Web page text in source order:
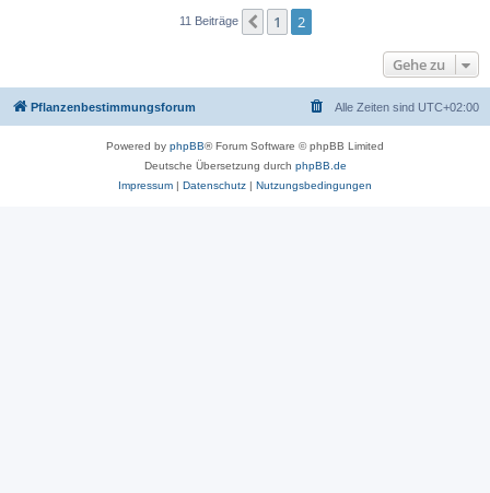
11 Beiträge Vorherige
1 2
Gehe zu
Pflanzenbestimmungsforum Alle Zeiten sind UTC+02:00
Powered by phpBB® Forum Software © phpBB Limited
Deutsche Übersetzung durch phpBB.de
Impressum | Datenschutz | Nutzungsbedingungen